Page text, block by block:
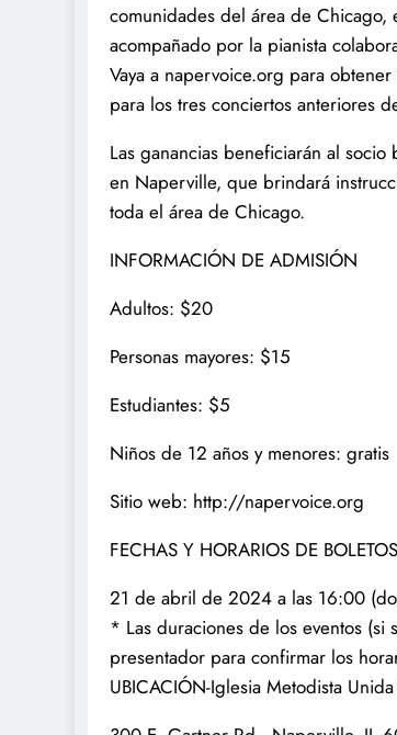
comunidades del área de
acompañado por la pianista
Vaya a napervoice.org para
para los tres conciertos anteriores
Las ganancias beneficiarán al
en Naperville, que brindará
toda el área de Chicago.
INFORMACIÓN DE ADMISIÓN
Adultos: $20
Personas mayores: $15
Estudiantes: $5
Niños de 12 años y menores: gratis
Sitio web: http://napervoice.org
FECHAS Y HORARIOS DE
21 de abril de 2024 a las 16:00
* Las duraciones de los eventos (si
presentador para confirmar los
UBICACIÓN-Iglesia Metodista